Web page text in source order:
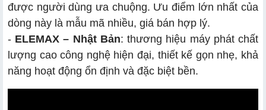
được người dùng ưa chuộng. Ưu điểm lớn nhất của
dòng này là mẫu mã nhiều, giá bán hợp lý.
- ELEMAX – Nhật Bản: thương hiệu máy phát chất
lượng cao công nghệ hiện đại, thiết kế gọn nhẹ, khả
năng hoạt động ổn định và đặc biệt bền.